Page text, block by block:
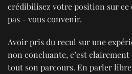
crédibilisez votre position sur ce
pas - vous convenir.
Avoir pris du recul sur une
non concluante, c’est
tout son parcours. En parler